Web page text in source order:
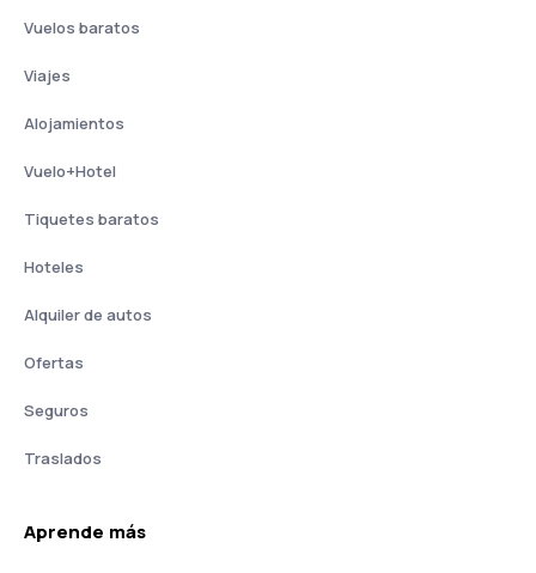
Vuelos baratos
Viajes
Alojamientos
Vuelo+Hotel
Tiquetes baratos
Hoteles
Alquiler de autos
Ofertas
Seguros
Traslados
Aprende más